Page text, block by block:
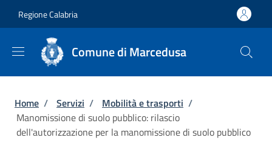
Regione Calabria
Comune di Marcedusa
Briciole di pane
Home / Servizi / Mobilità e trasporti /
Manomissione di suolo pubblico: rilascio
dell'autorizzazione per la manomissione di suolo pubblico